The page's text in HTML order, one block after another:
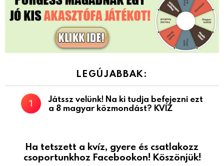
LEGÚJABBAK:
Játssz velünk! Na ki tudja befejezni ezt
a 8 magyar közmondást? KVÍZ
Ha tetszett a kvíz, gyere és csatlakozz
csoportunkhoz Facebookon! Köszönjük!